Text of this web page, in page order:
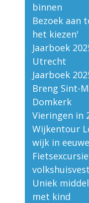
binnen
Bezoek aan
het kiezen'
Jaarboek
Utrecht
Jaarboek
Breng Sint-
Domkerk
Vieringen in
Wijkentour
wijk in
Uniek
met kind